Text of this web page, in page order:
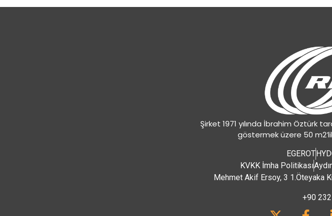
Şirket 1971 yılında İbrahim Öztürk
göstermek üzere 50
EGEROT
KVKK İmha Politikası
Mehmet Akif Ersoy, 3 1.Öteyaka
+90